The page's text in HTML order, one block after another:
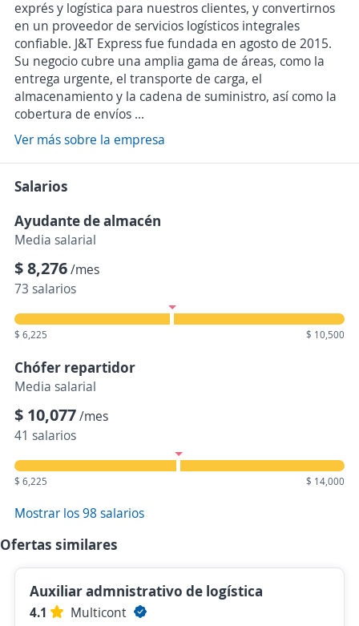
exprés y logística para nuestros clientes, y convertirnos
en un proveedor de servicios logísticos integrales
confiable. J&T Express fue fundada en agosto de 2015.
Su negocio cubre una amplia gama de áreas, como la
entrega urgente, el transporte de carga, el
almacenamiento y la cadena de suministro, así como la
cobertura de envíos ...
Ver más sobre la empresa
Salarios
Ayudante de almacén
Media salarial
$ 8,276/mes
73 salarios
$ 6,225 $ 10,500
Chófer repartidor
Media salarial
$ 10,077/mes
41 salarios
$ 6,225 $ 14,000
Mostrar los 98 salarios
Ofertas similares
Auxiliar admnistrativo de logística
4.1
Multicont